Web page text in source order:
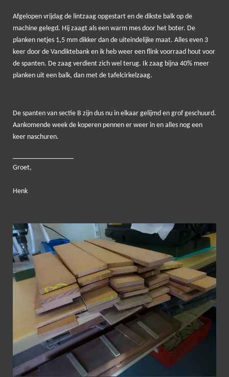
Afgelopen vrijdag de lintzaag opgestart en de dikste balk op de
machine gelegd. Hij zaagt als een warm mes door het boter. De
planken netjes 1,5 mm dikker dan de uiteindelijke maat. Alles even 3
keer door de Vandiktebank en ik heb weer een flink voorraad hout voor
de spanten. De zaag verdient zich wel terug. Ik zaag bijna 40% meer
planken uit een balk, dan met de tafelcirkelzaag.
De spanten van sectie B zijn dus nu in elkaar gelijmd en grof geschuurd.
Aankomende week de koperen pennen er weer in en alles nog een
keer naschuren.
Groet,
Henk